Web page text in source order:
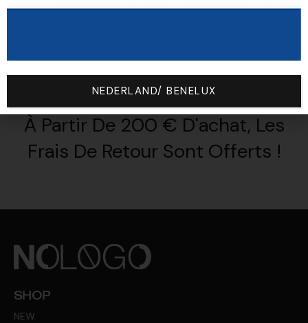
À Partir De 200 € D'achat, Les
Frais De Retour Sont Offerts !
SHOP
NEW
NEDERLAND/ BENELUX